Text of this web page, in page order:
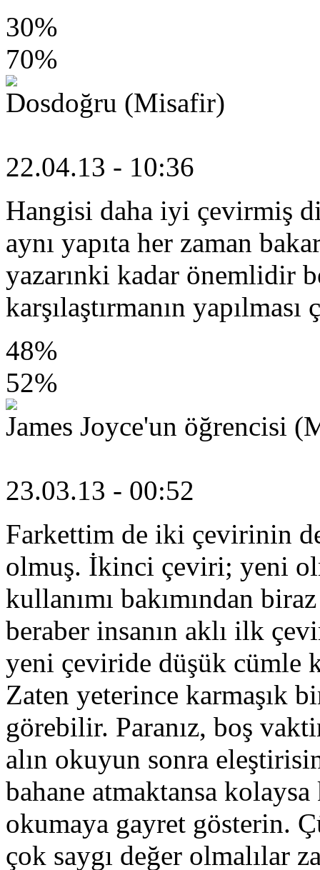
30%
70%
Dosdoğru (Misafir)
22.04.13 - 10:36
Hangisi daha iyi çevirmiş
aynı yapıta her zaman
yazarınki kadar önemlidir
karşılaştırmanın
48%
52%
James Joyce'un öğrencisi
23.03.13 - 00:52
Farkettim de iki çevirinin
olmuş. İkinci çeviri; yeni
kullanımı bakımından
beraber insanın aklı ilk
yeni çeviride düşük cümle
Zaten yeterince karmaşık
görebilir. Paranız, boş
alın okuyun sonra
bahane atmaktansa
okumaya gayret gösterin.
çok saygı değer olmalılar